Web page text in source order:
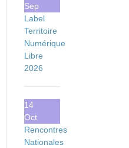
Sep
Label
Territoire
Numérique
Libre
2026
14
Oct
Rencontres
Nationales